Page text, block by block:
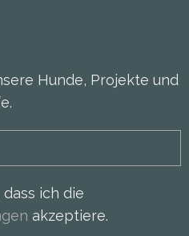
Hunde, Projekte und
ich die
akzeptiere.